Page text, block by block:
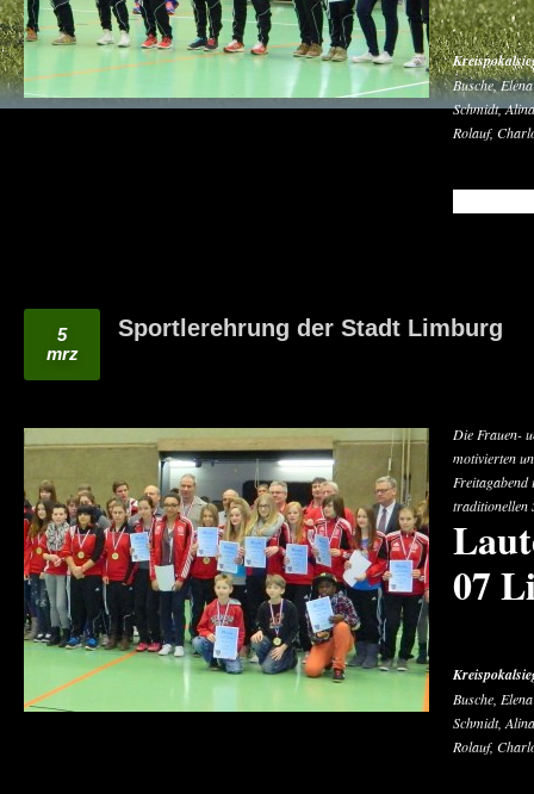
Busche,
Schmidt,
Rolauf,
5
mrz
Sportlerehrung der Stadt Limburg
Die Frauen-
motivierten
Freitagabend
traditionellen
07
Busche,
Schmidt,
Rolauf,